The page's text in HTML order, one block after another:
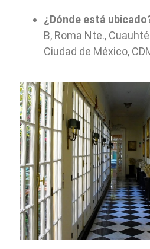
¿Dónde está
B, Roma Nte.,
Ciudad de México,